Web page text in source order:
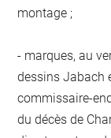
montage ;
- marques, au
dessins Jabach
commissaire-
du décès de